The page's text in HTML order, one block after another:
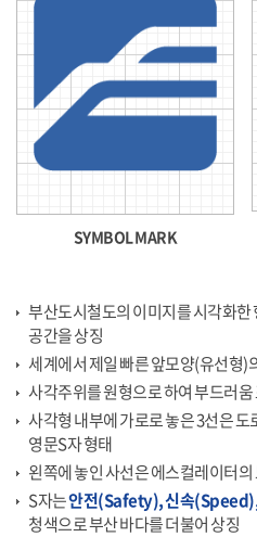
SYMBOL MARK
부산도시철도의 이미지를 시각화
공간을 상징
세계에서 제일 빠른 앞모양(유선형)
사각주위를 원형으로 하여 부드러움
사각형 내부에 가로로 놓은 3선은
영문S자 형태
왼쪽에 놓인 사선은 에스컬레이터의
S자는안전(Safety), 신속
청색으로 부산 바다를 더불어 상징